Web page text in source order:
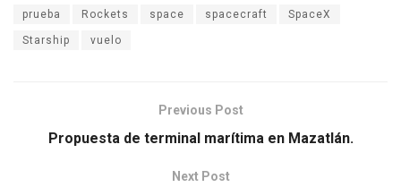
prueba Rockets space spacecraft SpaceX
Starship vuelo
Previous Post
Propuesta de terminal marítima en Mazatlán.
Next Post